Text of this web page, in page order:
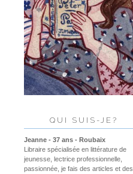
QUI SUIS-JE?
Jeanne - 37 ans - Roubaix
Libraire spécialisée en littérature de
jeunesse, lectrice professionnelle,
passionnée, je fais des articles et des